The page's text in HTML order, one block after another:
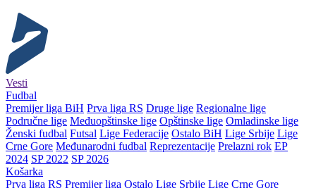
Vesti
Fudbal
Premijer liga BiH Prva liga RS Druge lige Regionalne lige
Područne lige Međuopštinske lige Opštinske lige Omladinske lige
Ženski fudbal Futsal Lige Federacije Ostalo BiH Lige Srbije Lige
Crne Gore Međunarodni fudbal Reprezentacije Prelazni rok EP
2024 SP 2022 SP 2026
Košarka
Prva liga RS Premijer liga Ostalo Lige Srbije Lige Crne Gore